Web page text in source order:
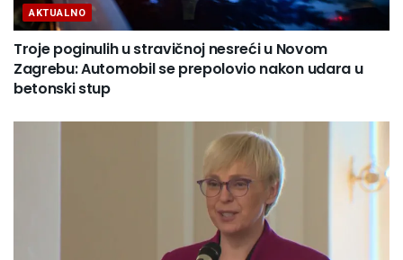
AKTUALNO
Troje poginulih u stravičnoj nesreći u Novom
Zagrebu: Automobil se prepolovio nakon udara u
betonski stup